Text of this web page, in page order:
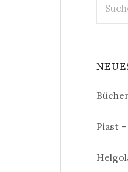
nach:
Piast